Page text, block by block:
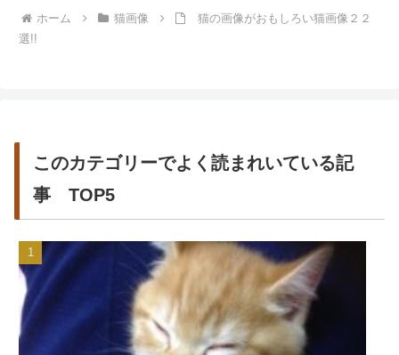
ホーム 猫画像
猫の画像がおもしろい猫画像２２
選!!
このカテゴリーでよく読まれいている記
事 TOP5